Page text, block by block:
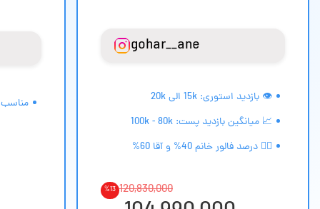
gohar__ane
👁 بازدید استوری: 15k الی 20k
📈 میانگین بازدید پست: 100k - 80k
🙎‍♀️ درصد فالور خانم 40% و آقا 60%
%13 120,830,000